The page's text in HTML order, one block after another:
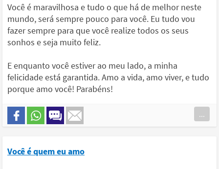
Você é maravilhosa e tudo o que há de melhor neste
mundo, será sempre pouco para você. Eu tudo vou
fazer sempre para que você realize todos os seus
sonhos e seja muito feliz.
E enquanto você estiver ao meu lado, a minha
felicidade está garantida. Amo a vida, amo viver, e tudo
porque amo você! Parabéns!
...
Você é quem eu amo